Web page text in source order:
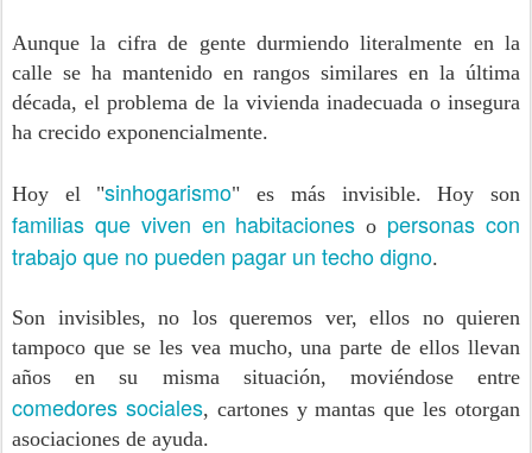
Aunque la cifra de gente durmiendo literalmente en la
calle se ha mantenido en rangos similares en la última
década, el problema de la vivienda inadecuada o insegura
ha crecido exponencialmente.
Hoy el "sinhogarismo" es más invisible. Hoy son
familias que viven en habitaciones o personas con
trabajo que no pueden pagar un techo digno.
Son invisibles, no los queremos ver, ellos no quieren
tampoco que se les vea mucho, una parte de ellos llevan
años en su misma situación, moviéndose entre
comedores sociales, cartones y mantas que les otorgan
asociaciones de ayuda.